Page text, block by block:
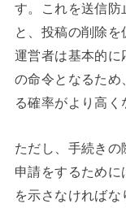
す。これを送信防
と、投稿の削除を
運営者は基本的に
の命令となるため
る確率がより高く
ただし、手続き
申請をするため
を示さなければ